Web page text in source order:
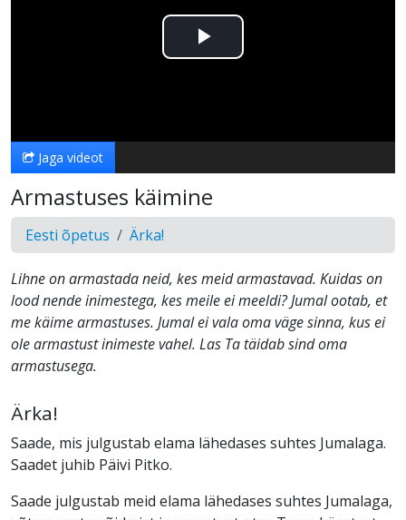
Esita
Jaga videot
Armastuses käimine
Eesti õpetus Ärka!
Lihne on armastada neid, kes meid armastavad. Kuidas on
lood nende inimestega, kes meile ei meeldi? Jumal ootab, et
me käime armastuses. Jumal ei vala oma väge sinna, kus ei
ole armastust inimeste vahel. Las Ta täidab sind oma
armastusega.
Ärka!
Saade, mis julgustab elama lähedases suhtes Jumalaga.
Saadet juhib Päivi Pitko.
Saade julgustab meid elama lähedases suhtes Jumalaga,